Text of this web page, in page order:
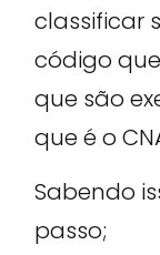
classificar
código
que são
que é o
Sabendo
passo;